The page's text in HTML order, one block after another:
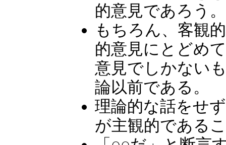
的意見であろう。
もちろん、客観
的意見にとどめ
意見でしかない
論以前である。
理論的な話をせ
が主観的である